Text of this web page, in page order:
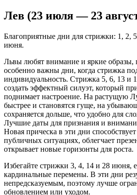
Лев (23 июля — 23
Благоприятные дни для стрижки: 1, 2,
июня.
Львы любят внимание и яркие образы,
особенно важны дни, когда стрижка
индивидуальность. Стрижка 5, 6, 13 и
создать эффектный силуэт, который
поднимает настроение. На растущую
быстрее и становятся гуще, на
сохраняется дольше, что удобно для
Лучшие даты для признания и
Новая прическа в эти дни
публичных ситуациях, облегчает
открывает новые горизонты для роста.
Избегайте стрижки 3, 4, 14 и 28 июня,
кардинальные перемены. В эти дни
непредсказуемым, поэтому лучше
обновлением или уходом.